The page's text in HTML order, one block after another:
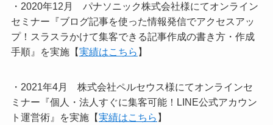
・2020年12月 パナソニック株式会社様にてオンライン
セミナー『ブログ記事を使った情報発信でアクセスアッ
プ！スラスラかけて集客できる記事作成の書き方・作成
手順』を実施【実績はこちら 】
・2021年4月 株式会社ペルセウス様にてオンラインセ
ミナー『個人・法人すぐに集客可能！LINE公式アカウン
ト運営術』を実施【実績はこちら 】